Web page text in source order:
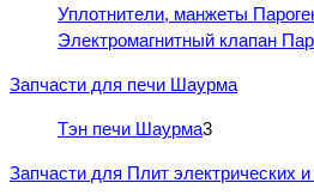
Уплотнители, манжеты
Электромагнитный клапан
Запчасти для печи Шаурма
Тэн печи Шаурма3
Запчасти для Плит электрических и